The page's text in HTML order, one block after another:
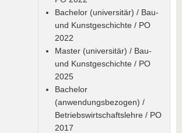
Bachelor (universitär) / Bau-
und Kunstgeschichte / PO
2022
Master (universitär) / Bau-
und Kunstgeschichte / PO
2025
Bachelor
(anwendungsbezogen) /
Betriebswirtschaftslehre / PO
2017